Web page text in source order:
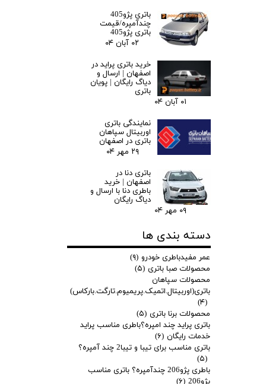
باتری پژو405
چندآمپره/قیمت
باتری پژو405
۰۲ آبان ۰۴
خرید باتری پراید در
اصفهان | ارسال و
دیاگ رایگان | پویان
باتری
۰۱ آبان ۰۴
نمایندگی باتری
اوربیتال سپاهان
باتری در اصفهان
۲۹ مهر ۰۴
باتری دنا در
اصفهان | خرید
باطری دنا با ارسال و
دیاگ رایگان
۰۹ مهر ۰۴
دسته بندی ها
عمر مفیدباطری خودرو (۹)
محصولات صبا باتری (۵)
محصولات سپاهان
باتری(اوربیتال.اتمیک.پریمیوم.تارگت.بارکاس)
(۴)
محصولات برنا باتری (۵)
باتری پراید چند امپره؟باطری مناسب پراید
خدمات رایگان (۶)
باتری مناسب برای تیبا و تیبا2 چند آمپره؟
(۵)
باطری پژو206 چندآمپره؟ باتری مناسب
پژو206
(۶)